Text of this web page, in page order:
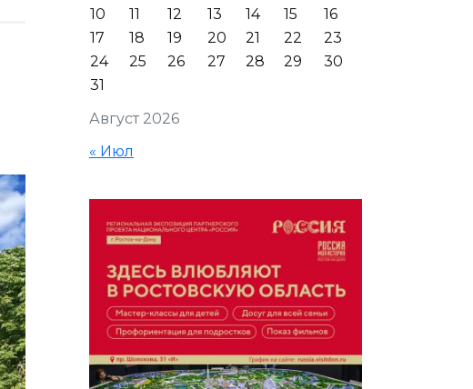
Август 2026
10
11 12 13 14 15
16
17
18 19 20 21 22
23
24
25 26 27 28 29
30
31
« Июл